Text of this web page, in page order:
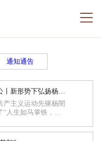
通知通告
铭记99载，致敬杨闇公丨新形势下弘扬杨闇公革命风范的双重价值研究
产主义运动先驱杨闇
“人生如马掌铁，磨